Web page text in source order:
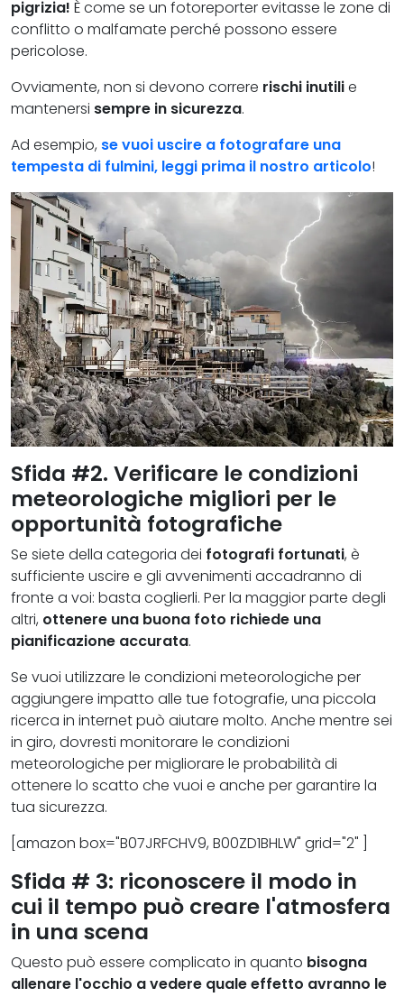
pigrizia! È come se un fotoreporter evitasse le zone di
conflitto o malfamate perché possono essere
pericolose.
Ovviamente, non si devono correre rischi inutilie
mantenersi sempre in sicurezza.
Ad esempio, se vuoi uscire a fotografare una
tempesta di fulmini, leggi prima il nostro articolo!
Sfida #2. Verificare le condizioni
meteorologiche migliori per le
opportunità fotografiche
Se siete della categoria dei fotografi fortunati, è
sufficiente uscire e gli avvenimenti accadranno di
fronte a voi: basta coglierli. Per la maggior parte degli
altri, ottenere una buona foto richiede una
pianificazione accurata.
Se vuoi utilizzare le condizioni meteorologiche per
aggiungere impatto alle tue fotografie, una piccola
ricerca in internet può aiutare molto. Anche mentre sei
in giro, dovresti monitorare le condizioni
meteorologiche per migliorare le probabilità di
ottenere lo scatto che vuoi e anche per garantire la
tua sicurezza.
[amazon box="B07JRFCHV9, B00ZD1BHLW" grid="2" ]
Sfida # 3: riconoscere il modo in
cui il tempo può creare l'atmosfera
in una scena
Questo può essere complicato in quanto bisogna
allenare l'occhio a vedere quale effetto avranno le